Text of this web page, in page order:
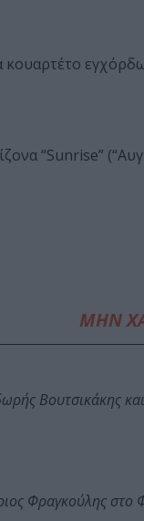
κουαρτέτο
“Sunrise”
ΜΗΝ
Βουτσικάκης
Φραγκούλης στο